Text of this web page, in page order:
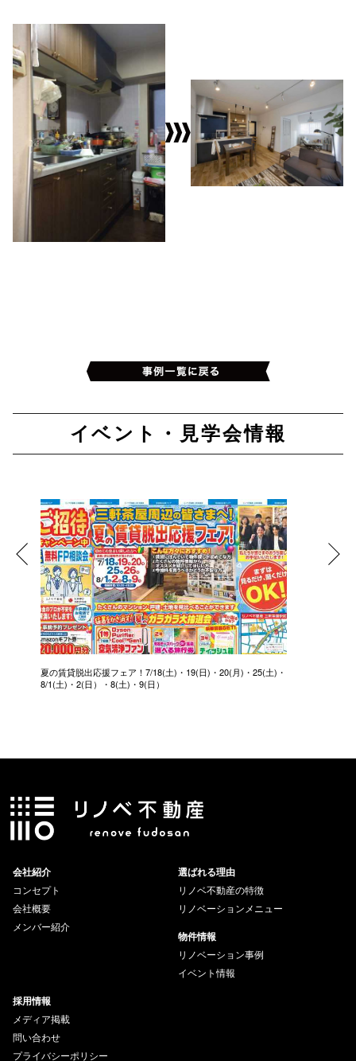
イベント・見学会情報
夏の賃貸脱出応援フェア！7/18(土)・19(日)・20(月)・25(土)・
8/1(土)・2(日）・8(土)・9(日）
会社紹介
コンセプト
会社概要
メンバー紹介
選ばれる理由
リノベ不動産の特徴
リノベーションメニュー
物件情報
リノベーション事例
イベント情報
採用情報
メディア掲載
問い合わせ
プライバシーポリシー